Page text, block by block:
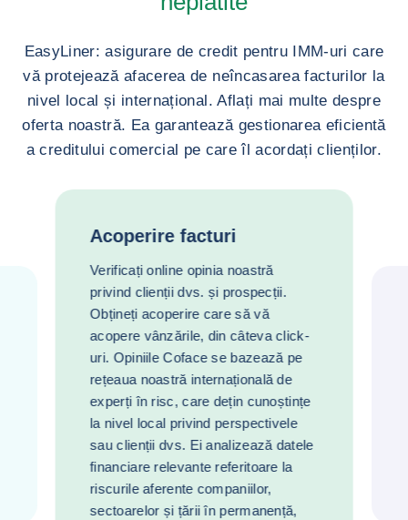
EasyLiner: asigurare de credit pentru IMM-uri care
vă protejează afacerea de neîncasarea facturilor la
nivel local și internațional. Aflați mai multe despre
oferta noastră. Ea garantează gestionarea eficientă
a creditului comercial pe care îl acordați clienților.
Acoperire facturi
Verificați online opinia noastră
privind clienții dvs. și prospecții.
Obțineți acoperire care să vă
acopere vânzările, din câteva click-
uri. Opiniile Coface se bazează pe
rețeaua noastră internațională de
experți în risc, care dețin cunoștințe
la nivel local privind perspectivele
sau clienții dvs. Ei analizează datele
financiare relevante referitoare la
riscurile aferente companiilor,
sectoarelor și țării în permanență,